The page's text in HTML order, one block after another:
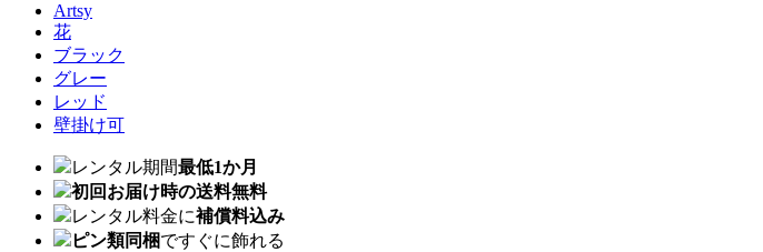
Artsy
花
ブラック
グレー
レッド
壁掛け可
レンタル期間最低1か月
初回お届け時の送料無料
レンタル料金に補償料込み
ピン類同梱ですぐに飾れる